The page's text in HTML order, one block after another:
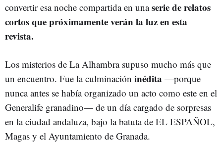
convertir esa noche compartida en unaserie de relatos
cortos que próximamente verán la luz en esta
revista.
Los misterios de La Alhambra supuso mucho más que
un encuentro. Fue la culminación inédita —porque
nunca antes se había organizado un acto como este en el
Generalife granadino— de un día cargado de sorpresas
en la ciudad andaluza, bajo la batuta de EL ESPAÑOL,
Magas y el Ayuntamiento de Granada.